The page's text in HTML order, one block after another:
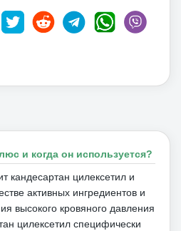
и когда он используется?
кандесартан цилексетил и
активных ингредиентов и
высокого кровяного давления
цилексетил специфически